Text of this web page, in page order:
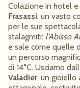
Colazione in hotel
Frasassi, un vasto
per le sue
stalagmiti: l’Abisso
e sale come quelle
un percorso
di 14°C. Usciamo
Valadier, un gioiello